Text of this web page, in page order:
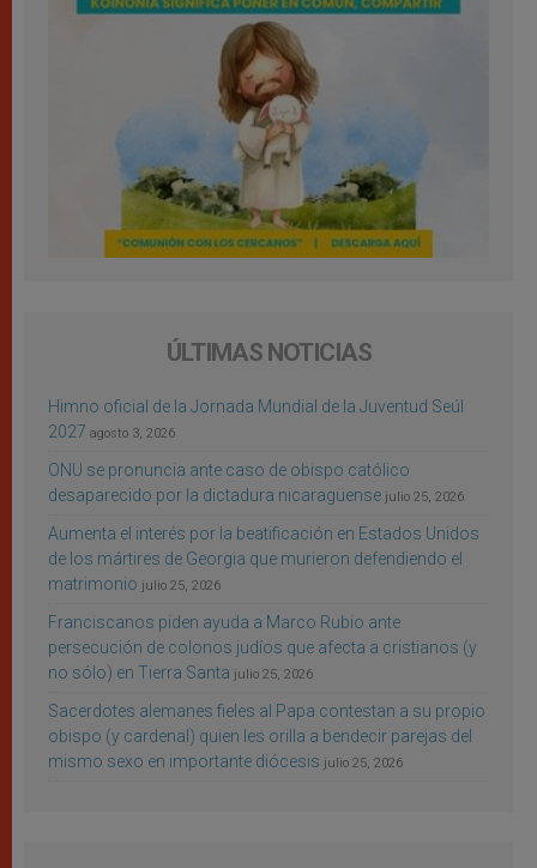
ÚLTIMAS NOTICIAS
Himno oficial de la Jornada Mundial de la Juventud Seúl
2027 agosto 3, 2026
ONU se pronuncia ante caso de obispo católico
desaparecido por la dictadura nicaragüense julio 25, 2026
Aumenta el interés por la beatificación en Estados Unidos
de los mártires de Georgia que murieron defendiendo el
matrimonio julio 25, 2026
Franciscanos piden ayuda a Marco Rubio ante
persecución de colonos judíos que afecta a cristianos (y
no sólo) en Tierra Santa julio 25, 2026
Sacerdotes alemanes fieles al Papa contestan a su propio
obispo (y cardenal) quien les orilla a bendecir parejas del
mismo sexo en importante diócesis julio 25, 2026